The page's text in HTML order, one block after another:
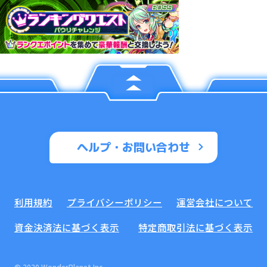
ヘルプ・お問い合わせ
利用規約 プライバシーポリシー
運営会社について
資金決済法に基づく表示
特定商取引法に基づく表示